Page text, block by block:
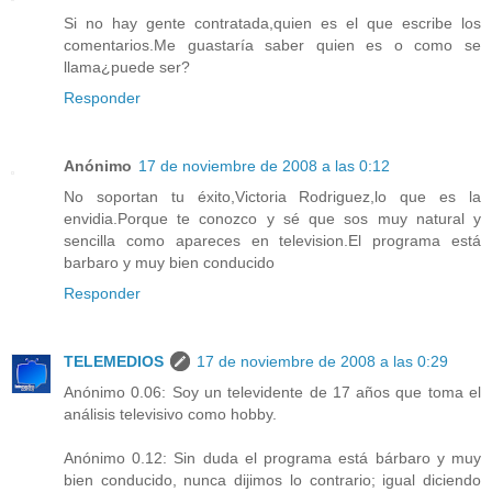
Si no hay gente contratada,quien es el que escribe los
comentarios.Me guastaría saber quien es o como se
llama¿puede ser?
Responder
Anónimo 17 de noviembre de 2008 a las 0:12
No soportan tu éxito,Victoria Rodriguez,lo que es la
envidia.Porque te conozco y sé que sos muy natural y
sencilla como apareces en television.El programa está
barbaro y muy bien conducido
Responder
TELEMEDIOS
17 de noviembre de 2008 a las 0:29
Anónimo 0.06: Soy un televidente de 17 años que toma el
análisis televisivo como hobby.
Anónimo 0.12: Sin duda el programa está bárbaro y muy
bien conducido, nunca dijimos lo contrario; igual diciendo